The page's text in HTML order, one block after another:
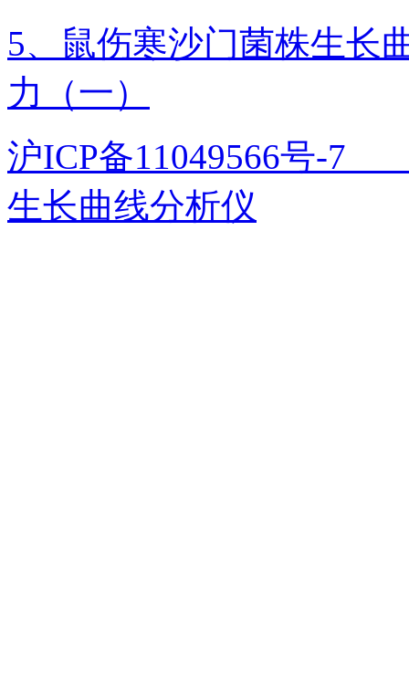
5、鼠伤寒沙门菌株生长
力（一）
沪ICP备11049566号
生长曲线分析仪